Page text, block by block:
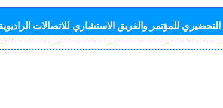
للمؤتمر والفريق الاستشاري للاتصالات